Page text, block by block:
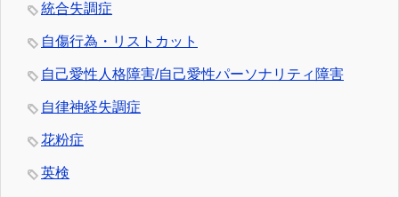
統合失調症
自傷行為・リストカット
自己愛性人格障害/自己愛性パーソナリティ障害
自律神経失調症
花粉症
英検